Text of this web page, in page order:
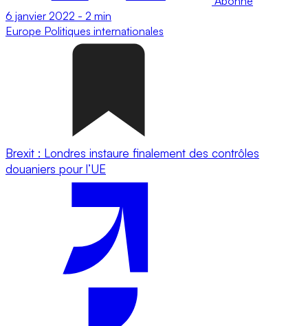
6 janvier 2022 - 2 min
Europe Politiques internationales
Brexit : Londres instaure finalement des contrôles
douaniers pour l’UE